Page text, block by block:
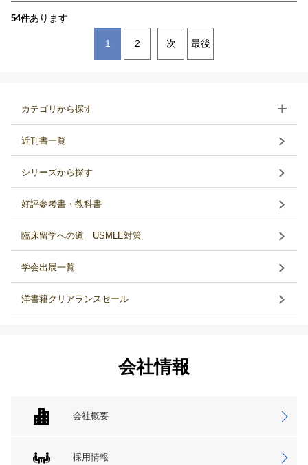
54件あります
1 2 次 最後
カテゴリから探す
近刊書一覧
シリーズから探す
好評参考書・教科書
臨床留学への道 USMLE対策
学会出展一覧
洋書籍クリアランスセール
会社情報
会社概要
採用情報